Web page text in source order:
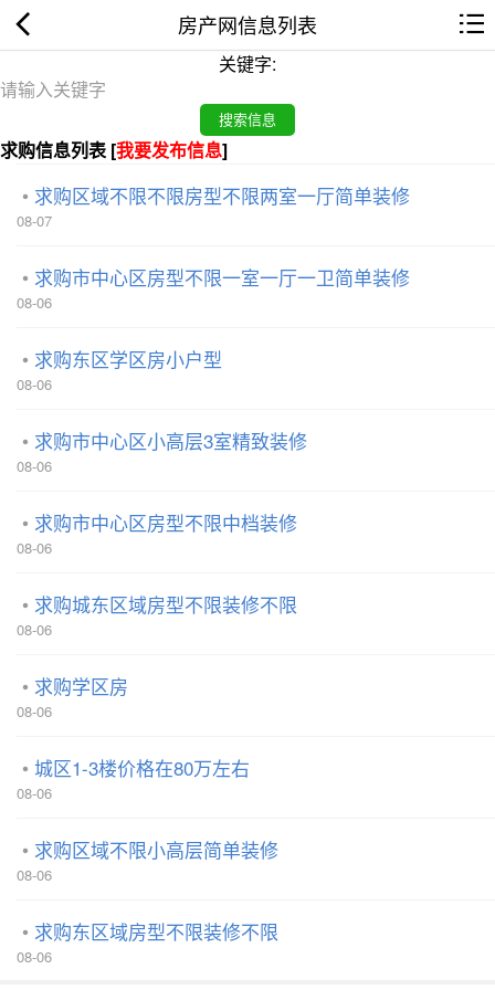
房产网信息列表
关键字:
求购信息列表 [我要发布信息]
求购区域不限不限房型不限两室一厅简单装修
08-07
求购市中心区房型不限一室一厅一卫简单装修
08-06
求购东区学区房小户型
08-06
求购市中心区小高层3室精致装修
08-06
求购市中心区房型不限中档装修
08-06
求购城东区域房型不限装修不限
08-06
求购学区房
08-06
城区1-3楼价格在80万左右
08-06
求购区域不限小高层简单装修
08-06
求购东区域房型不限装修不限
08-06